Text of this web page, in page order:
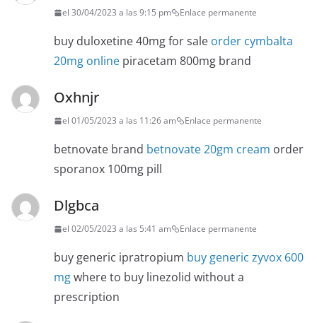
el 30/04/2023 a las 9:15 pm Enlace permanente
buy duloxetine 40mg for sale order cymbalta
20mg online piracetam 800mg brand
Oxhnjr
el 01/05/2023 a las 11:26 am Enlace permanente
betnovate brand betnovate 20gm cream order
sporanox 100mg pill
Dlgbca
el 02/05/2023 a las 5:41 am Enlace permanente
buy generic ipratropium buy generic zyvox 600
mgwhere to buy linezolid without a
prescription